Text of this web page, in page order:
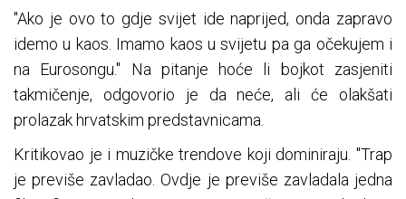
"Ako je ovo to gdje svijet ide naprijed, onda zapravo
idemo u kaos. Imamo kaos u svijetu pa ga očekujem i
na Eurosongu." Na pitanje hoće li bojkot zasjeniti
takmičenje, odgovorio je da neće, ali će olakšati
prolazak hrvatskim predstavnicama.
Kritikovao je i muzičke trendove koji dominiraju. "Trap
je previše zavladao. Ovdje je previše zavladala jedna